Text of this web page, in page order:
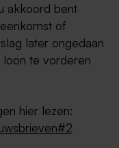
akkoord bent
of
later ongedaan
te vorderen
hier lezen: